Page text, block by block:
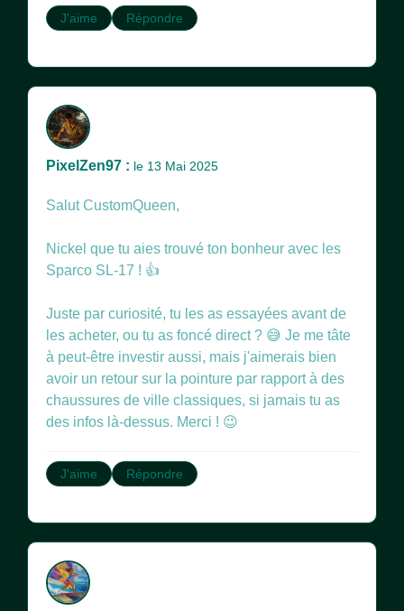
J'aime Répondre
PixelZen97 : le 13 Mai 2025
Salut CustomQueen,
Nickel que tu aies trouvé ton bonheur avec les
Sparco SL-17 ! 👍
Juste par curiosité, tu les as essayées avant de
les acheter, ou tu as foncé direct ? 😅 Je me tâte
à peut-être investir aussi, mais j'aimerais bien
avoir un retour sur la pointure par rapport à des
chaussures de ville classiques, si jamais tu as
des infos là-dessus. Merci ! 😉
J'aime Répondre